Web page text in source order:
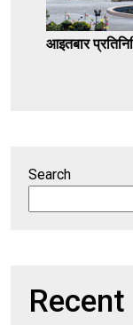
आइतबार
Search